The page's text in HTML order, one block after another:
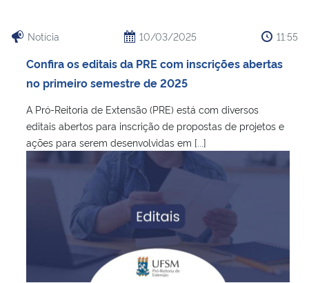
Notícia 10/03/2025 11:55
Confira os editais da PRE com inscrições abertas
no primeiro semestre de 2025
A Pró-Reitoria de Extensão (PRE) está com diversos
editais abertos para inscrição de propostas de projetos e
ações para serem desenvolvidas em [...]